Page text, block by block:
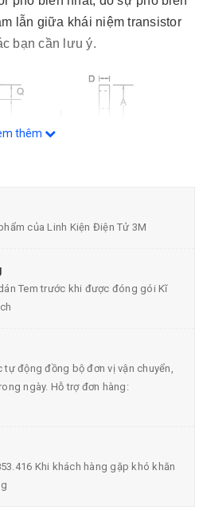
lẫn giữa khái niệm transistor
bạn cần lưu ý.
thêm
của Linh Kiện Điện Tử 3M
Tem trước khi được đóng gói Kĩ
tự động đồng bộ đơn vị vận chuyển,
ngày. Hỗ trợ đơn hàng:
Khi khách hàng gặp khó khăn